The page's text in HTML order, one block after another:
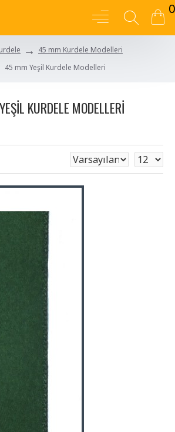
0
45 mm Kurdele Modelleri
45 mm Yeşil Kurdele Modelleri
KURDELE MODELLERI